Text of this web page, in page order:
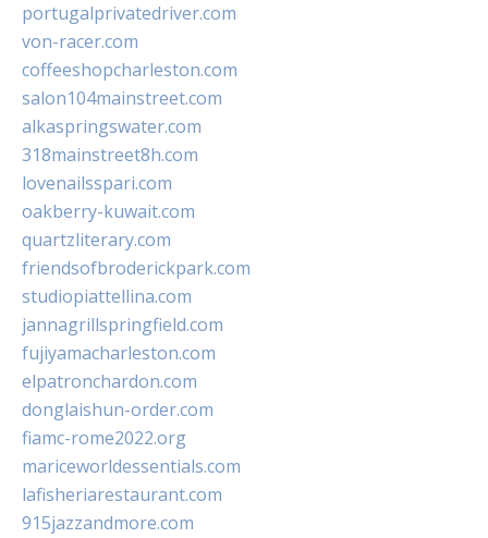
portugalprivatedriver.com
von-racer.com
coffeeshopcharleston.com
salon104mainstreet.com
alkaspringswater.com
318mainstreet8h.com
lovenailsspari.com
oakberry-kuwait.com
quartzliterary.com
friendsofbroderickpark.com
studiopiattellina.com
jannagrillspringfield.com
fujiyamacharleston.com
elpatronchardon.com
donglaishun-order.com
fiamc-rome2022.org
mariceworldessentials.com
lafisheriarestaurant.com
915jazzandmore.com